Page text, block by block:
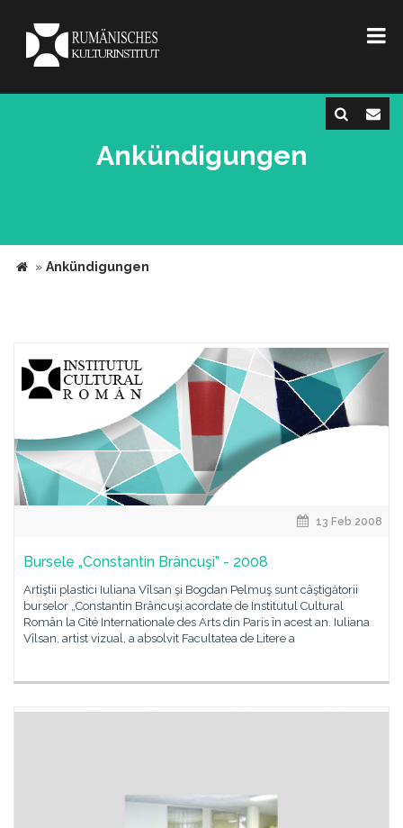
Ankündigungen
» Ankündigungen
13 Feb 2008
Bursele „Constantin Brâncuşi” - 2008
Artiştii plastici Iuliana Vîlsan şi Bogdan Pelmuş sunt câştigătorii
burselor „Constantin Brâncuşi acordate de Institutul Cultural
Român la Cité Internationale des Arts din Paris în acest an. Iuliana
Vîlsan, artist vizual, a absolvit Facultatea de Litere a